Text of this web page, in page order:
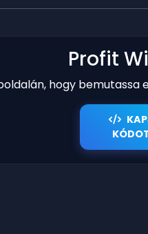
Profit
hogy bemutassa